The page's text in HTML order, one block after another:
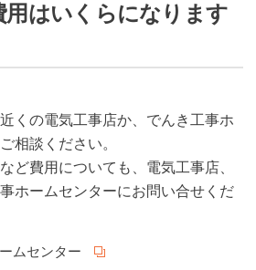
用はいくらになります
くの電気工事店か、でんき工事ホ
相談ください。
ど費用についても、電気工事店、
ホームセンターにお問い合せくだ
ムセンター